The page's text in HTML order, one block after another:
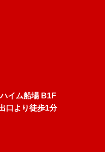
イム船場 B1F
口より徒歩1分